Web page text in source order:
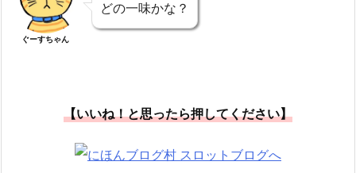
ぐーすちゃん
どの一味かな？
【いいね！と思ったら押してください】